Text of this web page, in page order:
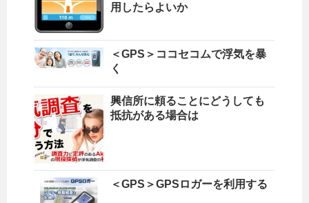
用したらよいか
＜GPS＞ココセコムで浮気を暴
く
興信所に頼ることにどうしても
抵抗がある場合は
＜GPS＞GPSロガーを利用する